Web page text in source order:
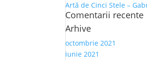
Artă de Cinci Stele –
Comentarii recente
Arhive
octombrie 2021
iunie 2021